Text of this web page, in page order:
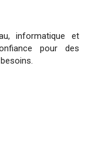
informatique et
pour des